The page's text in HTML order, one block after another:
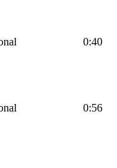
0:40
0:56